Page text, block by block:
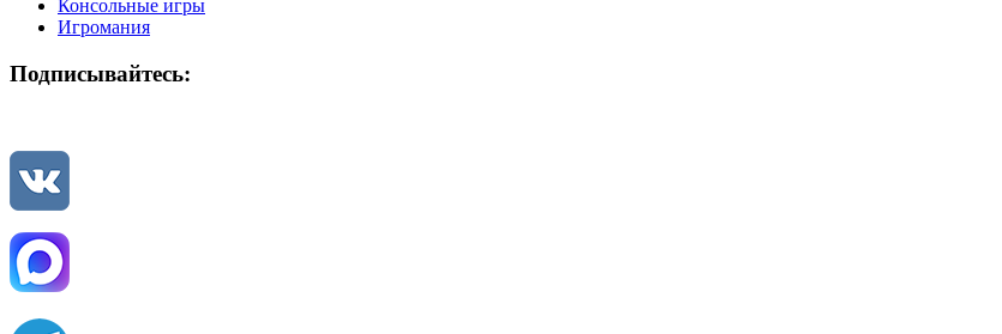
Консольные игры
Игромания
Подписывайтесь: